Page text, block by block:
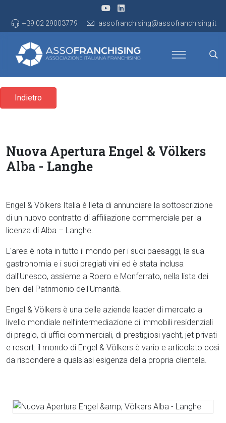
+39 02 29003779 assofranchising@assofranchising.it
Indietro
Nuova Apertura Engel & Völkers
Alba - Langhe
Engel & Völkers Italia è lieta di annunciare la sottoscrizione
di un nuovo contratto di affiliazione commerciale per la
licenza di Alba – Langhe.
L'area è nota in tutto il mondo per i suoi paesaggi, la sua
gastronomia e i suoi pregiati vini ed è stata inclusa
dall'Unesco, assieme a Roero e Monferrato, nella lista dei
beni del Patrimonio dell'Umanità.
Engel & Völkers è una delle aziende leader di mercato a
livello mondiale nell’intermediazione di immobili residenziali
di pregio, di uffici commerciali, di prestigiosi yacht, jet privati
e resort: il mondo di Engel & Völkers è vario e articolato così
da rispondere a qualsiasi esigenza della propria clientela.